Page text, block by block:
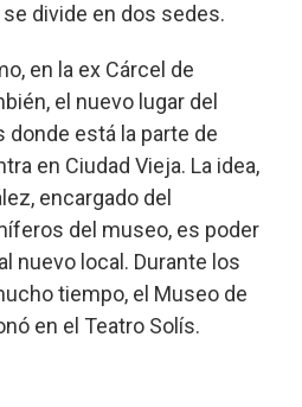
divide en dos sedes.
en la ex Cárcel de
el nuevo lugar del
donde está la parte de
en Ciudad Vieja. La idea,
encargado del
del museo, es poder
nuevo local. Durante los
tiempo, el Museo de
en el Teatro Solís.